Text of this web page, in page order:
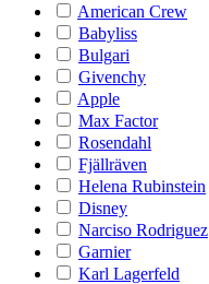
American Crew
Babyliss
Bulgari
Givenchy
Apple
Max Factor
Rosendahl
Fjällräven
Helena Rubinstein
Disney
Narciso Rodriguez
Garnier
Karl Lagerfeld